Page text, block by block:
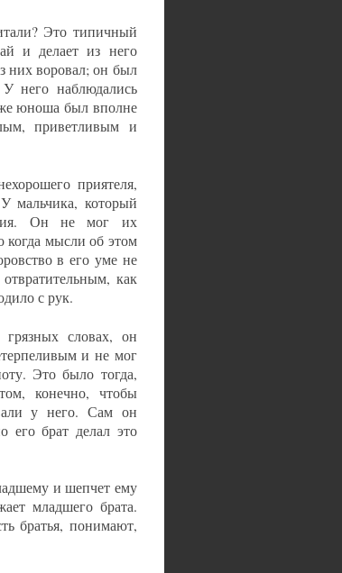
Это типичный
и делает из него
них воровал; он был
него наблюдались
же юноша был вполне
приветливым и
приятеля,
мальчика, который
Он не мог их
когда мысли об этом
в его уме не
как
с рук.
словах, он
и не мог
Это было тогда,
конечно, чтобы
у него. Сам он
его брат делал это
и шепчет ему
младшего брата.
братья, понимают,